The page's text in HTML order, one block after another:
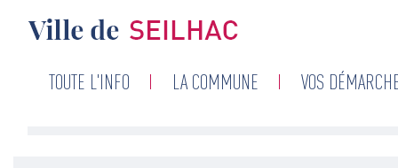
Navigation
TOUTE L'INFO LA COMMUNE VOS